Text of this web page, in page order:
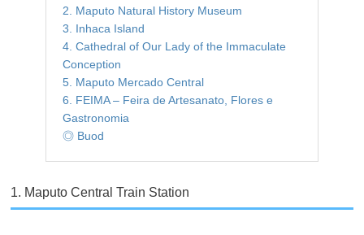
2. Maputo Natural History Museum
3. Inhaca Island
4. Cathedral of Our Lady of the Immaculate
Conception
5. Maputo Mercado Central
6. FEIMA – Feira de Artesanato, Flores e
Gastronomia
◎ Buod
1. Maputo Central Train Station